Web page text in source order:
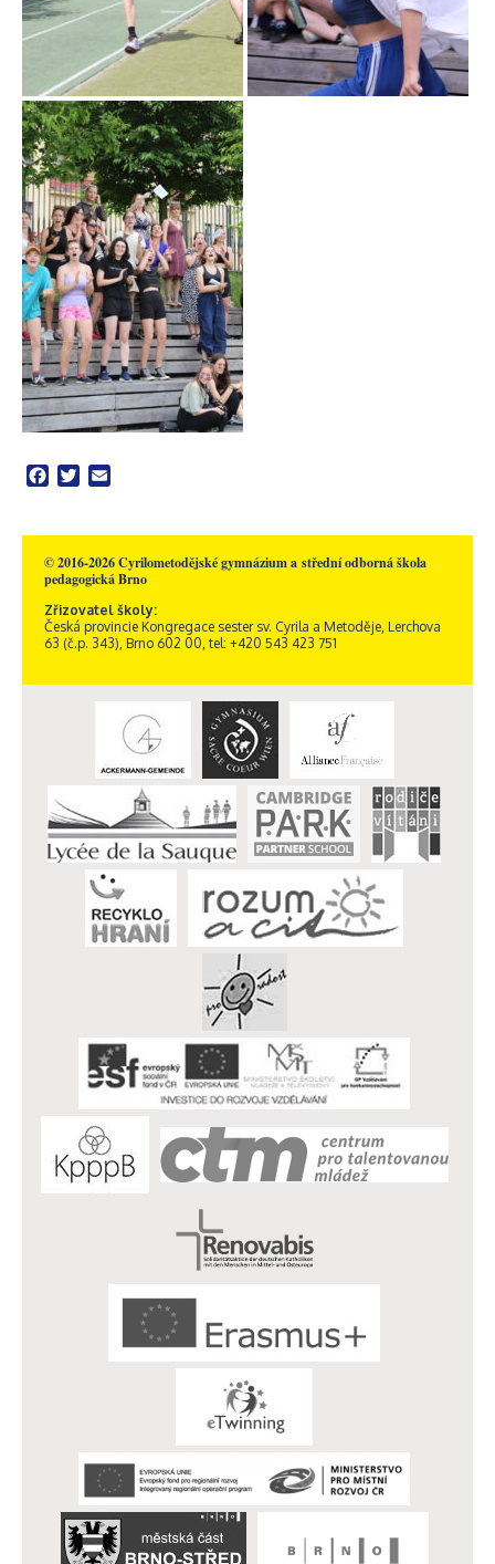
Facebook
Twitter
© 2016-2026 Cyrilometodějské gymnázium a střední odborná škola
pedagogická Brno
Zřizovatel školy:
Česká provincie Kongregace sester sv. Cyrila a Metoděje, Lerchova
63 (č.p. 343), Brno 602 00, tel: +420 543 423 751